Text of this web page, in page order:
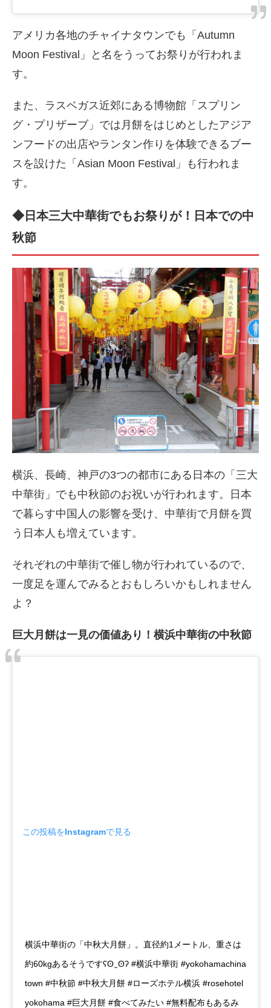
アメリカ各地のチャイナタウンでも「Autumn
Moon Festival」と名をうってお祭りが行われま
す。
また、ラスベガス近郊にある博物館「スプリン
グ・プリザーブ」では月餅をはじめとしたアジア
ンフードの出店やランタン作りを体験できるブー
スを設けた「Asian Moon Festival」も行われま
す。
◆日本三大中華街でもお祭りが！日本での中
秋節
横浜、長崎、神戸の3つの都市にある日本の「三大
中華街」でも中秋節のお祝いが行われます。日本
で暮らす中国人の影響を受け、中華街で月餅を買
う日本人も増えています。
それぞれの中華街で催し物が行われているので、
一度足を運んでみるとおもしろいかもしれません
よ？
巨大月餅は一見の価値あり！横浜中華街の中秋節
この投稿をInstagramで見る
横浜中華街の「中秋大月餅」。直径約1メートル、重さは
約60kgあるそうですʕʘ‿ʘʔ #横浜中華街 #yokohamachina
town #中秋節 #中秋大月餅 #ローズホテル横浜 #rosehotel
yokohama #巨大月餅 #食べてみたい #無料配布もあるみ